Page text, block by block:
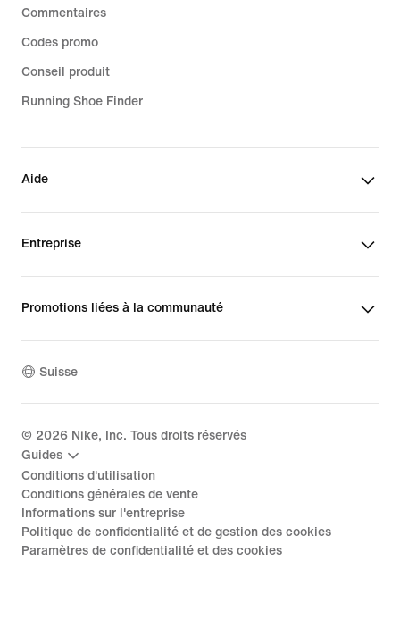
Commentaires
Codes promo
Conseil produit
Running Shoe Finder
Aide
Entreprise
Promotions liées à la communauté
Suisse
© 2026 Nike, Inc. Tous droits réservés
Guides
Conditions d'utilisation
Conditions générales de vente
Informations sur l'entreprise
Politique de confidentialité et de gestion des cookies
Paramètres de confidentialité et des cookies